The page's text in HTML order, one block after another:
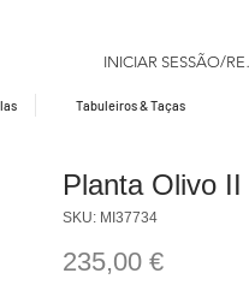
INICIAR SESSÃO/
Tabuleiros & Taças
Planta Olivo II
SKU: MI37734
235,00 €Precio